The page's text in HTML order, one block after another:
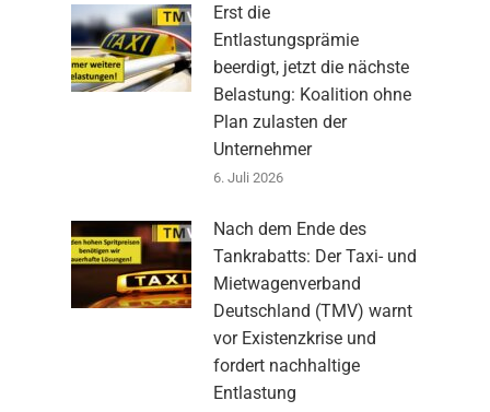
Erst die
Entlastungsprämie
beerdigt, jetzt die nächste
Belastung: Koalition ohne
Plan zulasten der
Unternehmer
6. Juli 2026
Nach dem Ende des
Tankrabatts: Der Taxi- und
Mietwagenverband
Deutschland (TMV) warnt
vor Existenzkrise und
fordert nachhaltige
Entlastung